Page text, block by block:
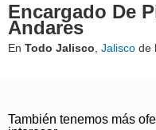
Encargado De
Andares
En Todo Jalisco Jalisco de
También tenemos más